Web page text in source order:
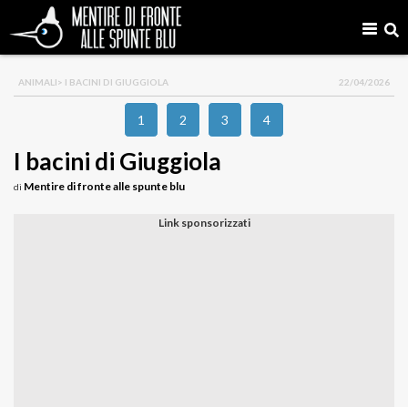
ANIMALI> I BACINI DI GIUGGIOLA 22/04/2026
1 2 3 4
I bacini di Giuggiola
di Mentire di fronte alle spunte blu